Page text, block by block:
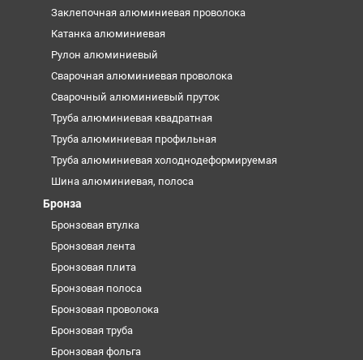
Заклепочная алюминиевая проволока
Катанка алюминиевая
Рулон алюминиевый
Сварочная алюминиевая проволока
Сварочный алюминиевый пруток
Труба алюминиевая квадратная
Труба алюминиевая профильная
Труба алюминиевая холоднодеформируемая
Шина алюминиевая, полоса
Бронза
Бронзовая втулка
Бронзовая лента
Бронзовая плита
Бронзовая полоса
Бронзовая проволока
Бронзовая труба
Бронзовая фольга